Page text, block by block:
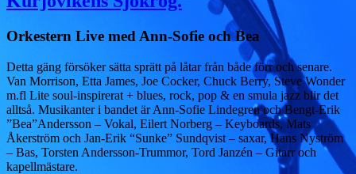
Orkestern Live med Ann-Sofie och Bea
Detta gäng försöker sätta sprätt på låtar från både förr och senare.
Van Morrison, Etta James, Joe Cocker, Chuck Berry, Steve Wonder
m.fl Lite soul-inspirerat + blues, rock, pop & en smula jazz blir det
alltså. Musikanter i bandet är Ann-Sofie Lindegren och Bengt-Erik
”Bea”Andersson – Vokal, Eilert Norberg – Keyboards, Mats
Åkerström och Jan-Erik “Sunke” Sundqvist – saxar, Hans Nyström
– Bas, Torsten Andersson-Trummor, Tord Janzén – Gitarr och
kapellmästare.